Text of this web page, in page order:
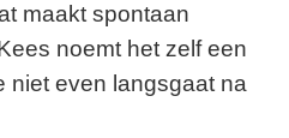
maakt spontaan
noemt het zelf een
niet even langsgaat na